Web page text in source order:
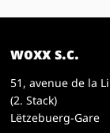
woxx s.c.
51, avenue de la
(2. Stack)
Lëtzebuerg-Gare